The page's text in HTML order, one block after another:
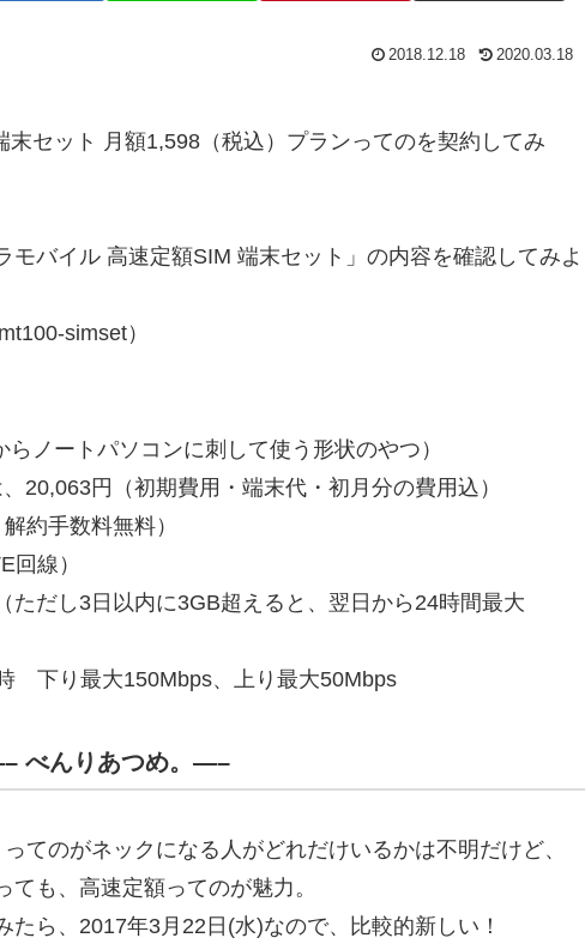
2018.12.18 2020.03.18
セット 月額1,598（税込）プランってのを契約してみ
バイル 高速定額SIM 端末セット」の内容を確認してみよ
simset）
ノートパソコンに刺して使う形状のやつ）
20,063円（初期費用・端末代・初月分の費用込）
約手数料無料）
線）
だし3日以内に3GB超えると、翌日から24時間最大
下り最大150Mbps、上り最大50Mbps
べんりあつめ。—–
てのがネックになる人がどれだけいるかは不明だけど、
も、高速定額ってのが魅力。
ら、2017年3月22日(水)なので、比較的新しい！